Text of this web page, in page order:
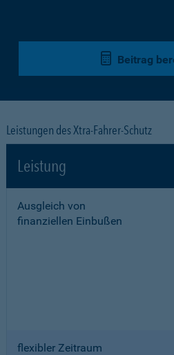
Beitrag
Leistungen des Xtra-Fahrer-Schutz
Leistung
Ausgleich von
finanziellen Einbußen
flexibler Zeitraum